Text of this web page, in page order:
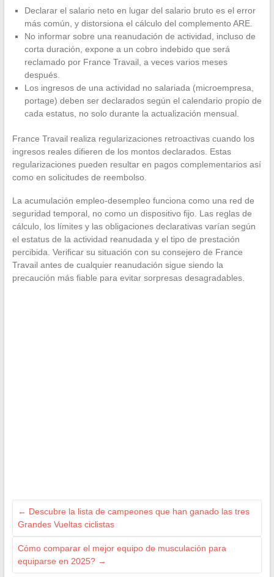
Declarar el salario neto en lugar del salario bruto es el error
más común, y distorsiona el cálculo del complemento ARE.
No informar sobre una reanudación de actividad, incluso de
corta duración, expone a un cobro indebido que será
reclamado por France Travail, a veces varios meses
después.
Los ingresos de una actividad no salariada (microempresa,
portage) deben ser declarados según el calendario propio de
cada estatus, no solo durante la actualización mensual.
France Travail realiza regularizaciones retroactivas cuando los
ingresos reales difieren de los montos declarados. Estas
regularizaciones pueden resultar en pagos complementarios así
como en solicitudes de reembolso.
La acumulación empleo-desempleo funciona como una red de
seguridad temporal, no como un dispositivo fijo. Las reglas de
cálculo, los límites y las obligaciones declarativas varían según
el estatus de la actividad reanudada y el tipo de prestación
percibida. Verificar su situación con su consejero de France
Travail antes de cualquier reanudación sigue siendo la
precaución más fiable para evitar sorpresas desagradables.
← Descubre la lista de campeones que han ganado las tres
Grandes Vueltas ciclistas
Cómo comparar el mejor equipo de musculación para
equiparse en 2025? →